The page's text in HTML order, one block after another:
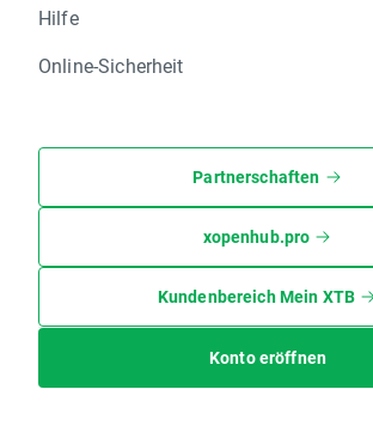
Hilfe
Online-Sicherheit
Partnerschaften
xopenhub.pro
Kundenbereich Mein XTB
Konto eröffnen